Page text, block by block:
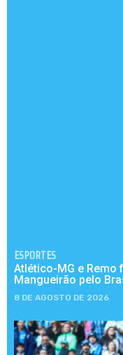
ESPORTES
Atlético-MG e Remo
Mangueirão pelo
8 DE AGOSTO DE 2026